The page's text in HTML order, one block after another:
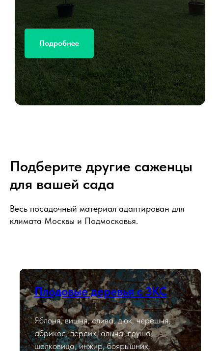
Подробнее
Подберите другие саженцы
для вашей сада
Весь посадочный материал адаптирован для
климата Москвы и Подмосковья.
Плодовые деревья с ЗКС
Яблоня, вишня, слива, дюк, черешня,
абрикос, персик, алыча, груша,
шелковица, инжир, боярышник.